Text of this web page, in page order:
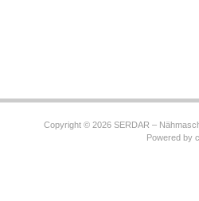
Copyright © 2026 SERDAR –
Powered by